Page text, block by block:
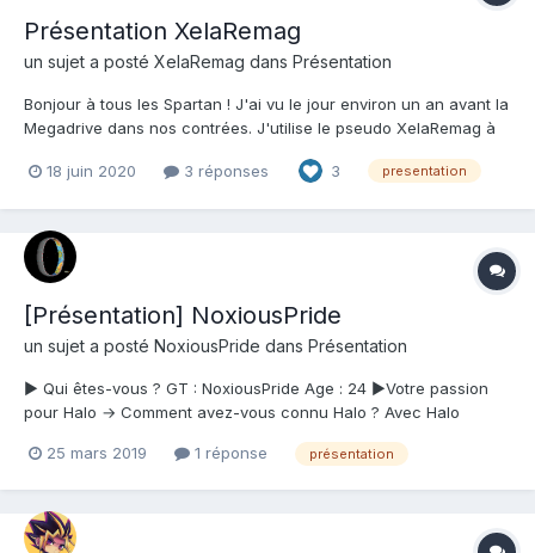
Présentation XelaRemag
un sujet a posté XelaRemag dans Présentation
Bonjour à tous les Spartan ! J'ai vu le jour environ un an avant la
Megadrive dans nos contrées. J'utilise le pseudo XelaRemag à
mon Gamertag historique : Al117 (je vous laisse maintenant
18 juin 2020 3 réponses 3 presentation
[Présentation] NoxiousPride
un sujet a posté NoxiousPride dans Présentation
► Qui êtes-vous ? GT : NoxiousPride Age : 24 ►Votre passion
pour Halo → Comment avez-vous connu Halo ? Avec Halo
dans les jeux ? Tout → Quel est votre Halo préféré ? Pourquoi ?
25 mars 2019 1 réponse présentation